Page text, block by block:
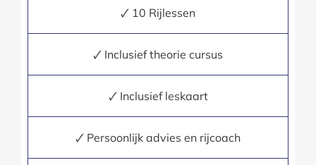
🗸 10 Rijlessen
🗸 Inclusief theorie cursus
🗸 Inclusief leskaart
🗸 Persoonlijk advies en rijcoach